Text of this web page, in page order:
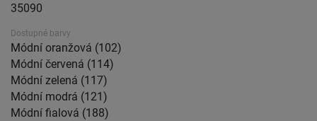
35090
Dostupné barvy
Módní oranžová (102)
Módní červená (114)
Módní zelená (117)
Módní modrá (121)
Módní fialová (188)